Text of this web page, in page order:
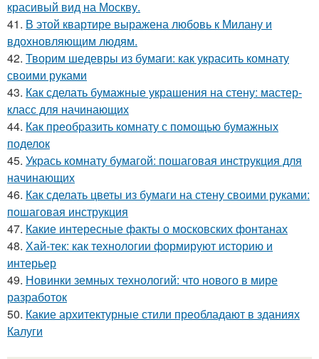
красивый вид на Москву.
41. В этой квартире выражена любовь к Милану и
вдохновляющим людям.
42. Творим шедевры из бумаги: как украсить комнату
своими руками
43. Как сделать бумажные украшения на стену: мастер-
класс для начинающих
44. Как преобразить комнату с помощью бумажных
поделок
45. Укрась комнату бумагой: пошаговая инструкция для
начинающих
46. Как сделать цветы из бумаги на стену своими руками:
пошаговая инструкция
47. Какие интересные факты о московских фонтанах
48. Хай-тек: как технологии формируют историю и
интерьер
49. Новинки земных технологий: что нового в мире
разработок
50. Какие архитектурные стили преобладают в зданиях
Калуги